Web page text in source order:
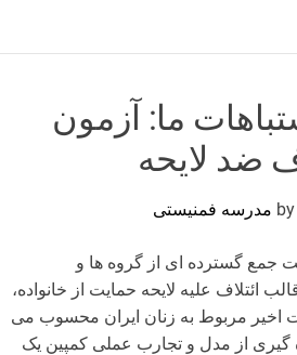
e
ما: آزمون
ضد لایحه
مدرسه فمنیستی
جمع گسترده ای از گروه ها و
ائتلاف علیه لایحه حمایت از خانواده،
اخیر مربوط به زنان ایران محسوب می
گیری از مدل و تجارب عملی کمپین یک